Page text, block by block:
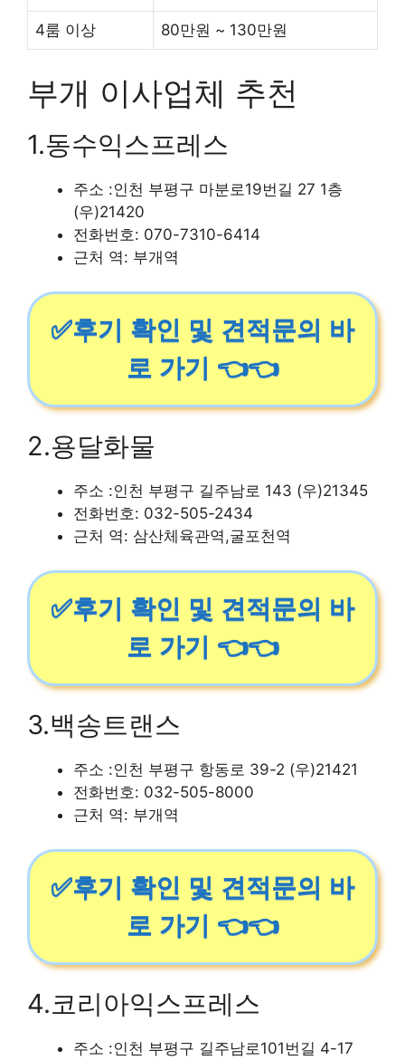
4룸 이상 80만원 ~ 130만원
부개 이사업체 추천
1.동수익스프레스
주소 :인천 부평구 마분로19번길 27 1층
(우)21420
전화번호: 070-7310-6414
근처 역: 부개역
✅후기 확인 및 견적문의 바
로 가기 👈👈
2.용달화물
주소 :인천 부평구 길주남로 143 (우)21345
전화번호: 032-505-2434
근처 역: 삼산체육관역,굴포천역
✅후기 확인 및 견적문의 바
로 가기 👈👈
3.백송트랜스
주소 :인천 부평구 항동로 39-2 (우)21421
전화번호: 032-505-8000
근처 역: 부개역
✅후기 확인 및 견적문의 바
로 가기 👈👈
4.코리아익스프레스
주소 :인천 부평구 길주남로101번길 4-17